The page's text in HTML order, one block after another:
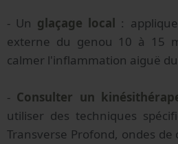
- Un glaçage local :
externe du genou 10 à 15
calmer l'inflammation aiguë
- Consulter un
utiliser des techniques
Transverse Profond, ondes de